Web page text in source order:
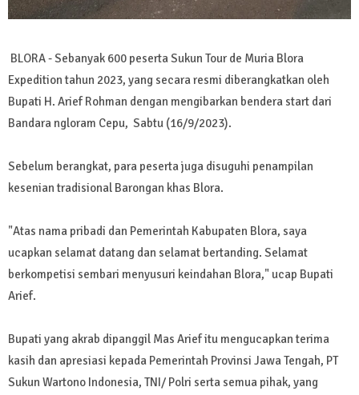
BLORA - Sebanyak 600 peserta Sukun Tour de Muria Blora
Expedition tahun 2023, yang secara resmi diberangkatkan oleh
Bupati H. Arief Rohman dengan mengibarkan bendera start dari
Bandara ngloram Cepu, Sabtu (16/9/2023).
Sebelum berangkat, para peserta juga disuguhi penampilan
kesenian tradisional Barongan khas Blora.
"Atas nama pribadi dan Pemerintah Kabupaten Blora, saya
ucapkan selamat datang dan selamat bertanding. Selamat
berkompetisi sembari menyusuri keindahan Blora," ucap Bupati
Arief.
Bupati yang akrab dipanggil Mas Arief itu mengucapkan terima
kasih dan apresiasi kepada Pemerintah Provinsi Jawa Tengah, PT
Sukun Wartono Indonesia, TNI/ Polri serta semua pihak, yang